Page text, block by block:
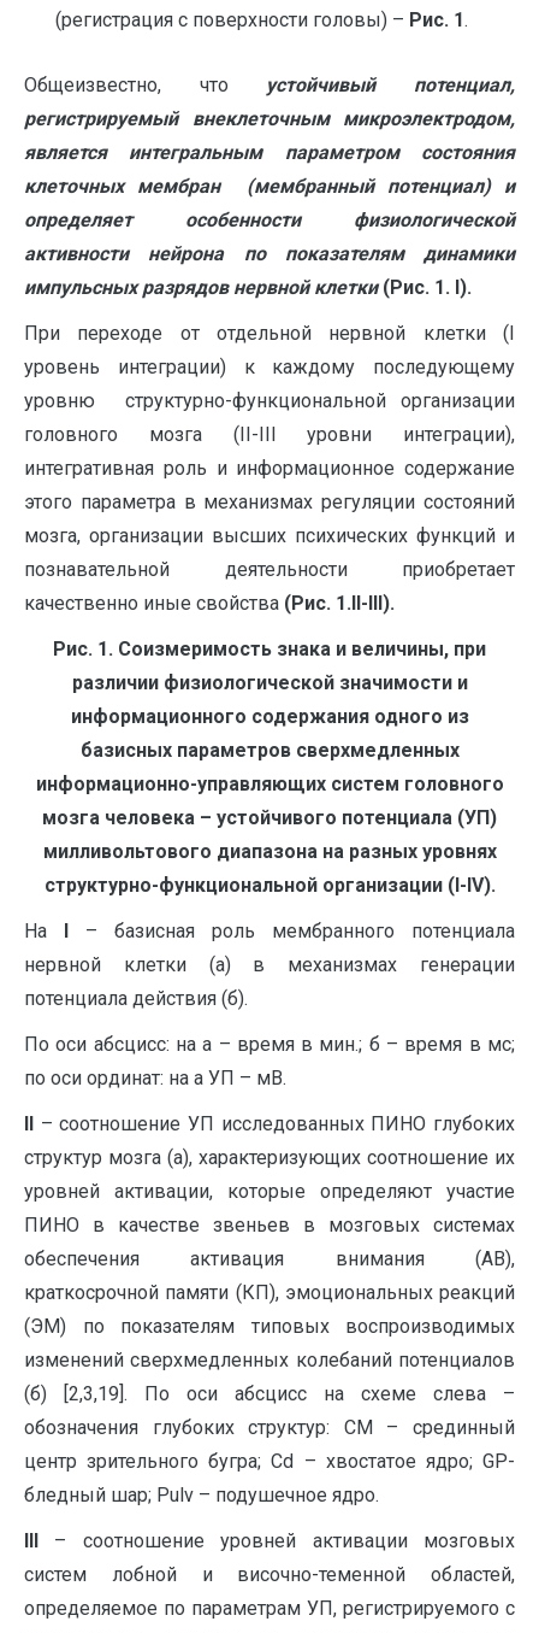
(регистрация с поверхности головы) – Рис. 1.
Общеизвестно, что устойчивый потенциал,
регистрируемый внеклеточным микроэлектродом,
является интегральным параметром состояния
клеточных мембран (мембранный потенциал) и
определяет особенности физиологической
активности нейрона по показателям динамики
импульсных разрядов нервной клетки (Рис. 1. I).
При переходе от отдельной нервной клетки (I
уровень интеграции) к каждому последующему
уровню структурно-функциональной организации
головного мозга (II-III уровни интеграции),
интегративная роль и информационное содержание
этого параметра в механизмах регуляции состояний
мозга, организации высших психических функций и
познавательной деятельности приобретает
качественно иные свойства (Рис. 1.II-III).
Рис. 1. Соизмеримость знака и величины, при
различии физиологической значимости и
информационного содержания одного из
базисных параметров сверхмедленных
информационно-управляющих систем головного
мозга человека – устойчивого потенциала (УП)
милливольтового диапазона на разных уровнях
структурно-функциональной организации (I-IV).
На I – базисная роль мембранного потенциала
нервной клетки (а) в механизмах генерации
потенциала действия (б).
По оси абсцисс: на а – время в мин.; б – время в мс;
по оси ординат: на а УП – мВ.
II – соотношение УП исследованных ПИНО глубоких
структур мозга (а), характеризующих соотношение их
уровней активации, которые определяют участие
ПИНО в качестве звеньев в мозговых системах
обеспечения активация внимания (АВ),
краткосрочной памяти (КП), эмоциональных реакций
(ЭМ) по показателям типовых воспроизводимых
изменений сверхмедленных колебаний потенциалов
(б) [2,3,19]. По оси абсцисс на схеме слева –
обозначения глубоких структур: СМ – срединный
центр зрительного бугра; Cd – хвостатое ядро; GP-
бледный шар; Pulv – подушечное ядро.
III – соотношение уровней активации мозговых
систем лобной и височно-теменной областей,
определяемое по параметрам УП, регистрируемого с